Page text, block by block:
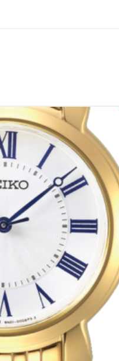
dames horloge
€ 310